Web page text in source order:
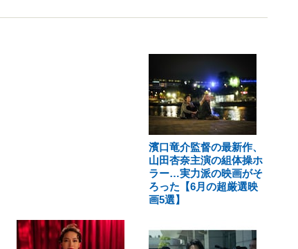
濱口竜介監督の最新作、
山田杏奈主演の組体操ホ
ラー…実力派の映画がそ
ろった【6月の超厳選映
画5選】